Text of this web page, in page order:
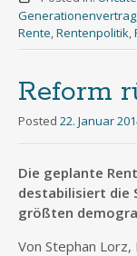
Generationenvertrag
Rente,Rentenpolitik,
Reform
Posted 22. Januar
Die geplante
destabilisiert die
größten
Von Stephan Lorz,